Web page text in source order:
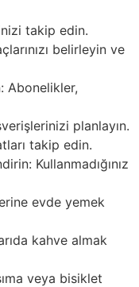
takip edin.
belirleyin ve
Abonelikler,
planlayın.
takip edin.
Kullanmadığınız
evde yemek
kahve almak
veya bisiklet